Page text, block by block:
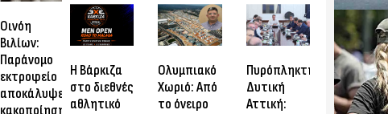
Οινόη
Βιλίων:
Παράνομο
εκτροφείο
αποκάλυψε
Η Βάρκιζα
στο διεθνές
αθλητικό
Ολυμπιακό
Χωριό: Από
το όνειρο
Πυρόπληκτη
Δυτική
Αττική: